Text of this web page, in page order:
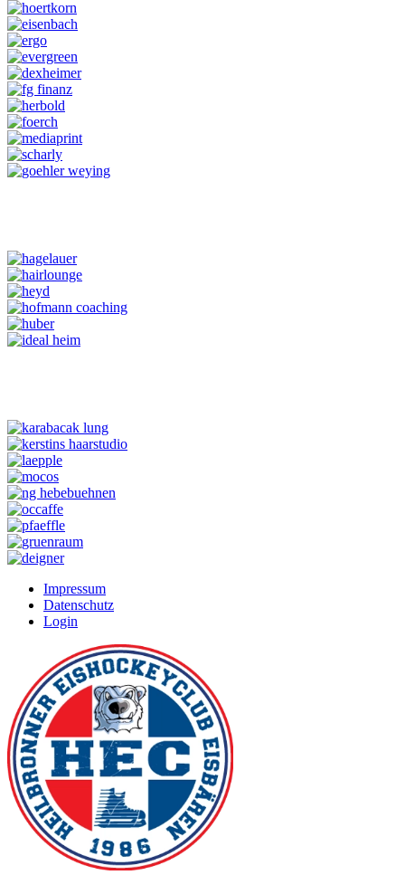
Impressum
Datenschutz
Login